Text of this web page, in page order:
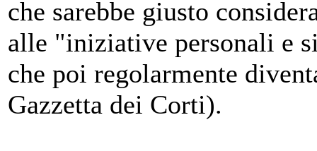
che sarebbe giusto
alle "iniziative personali e
che poi regolarmente
Gazzetta dei Corti).